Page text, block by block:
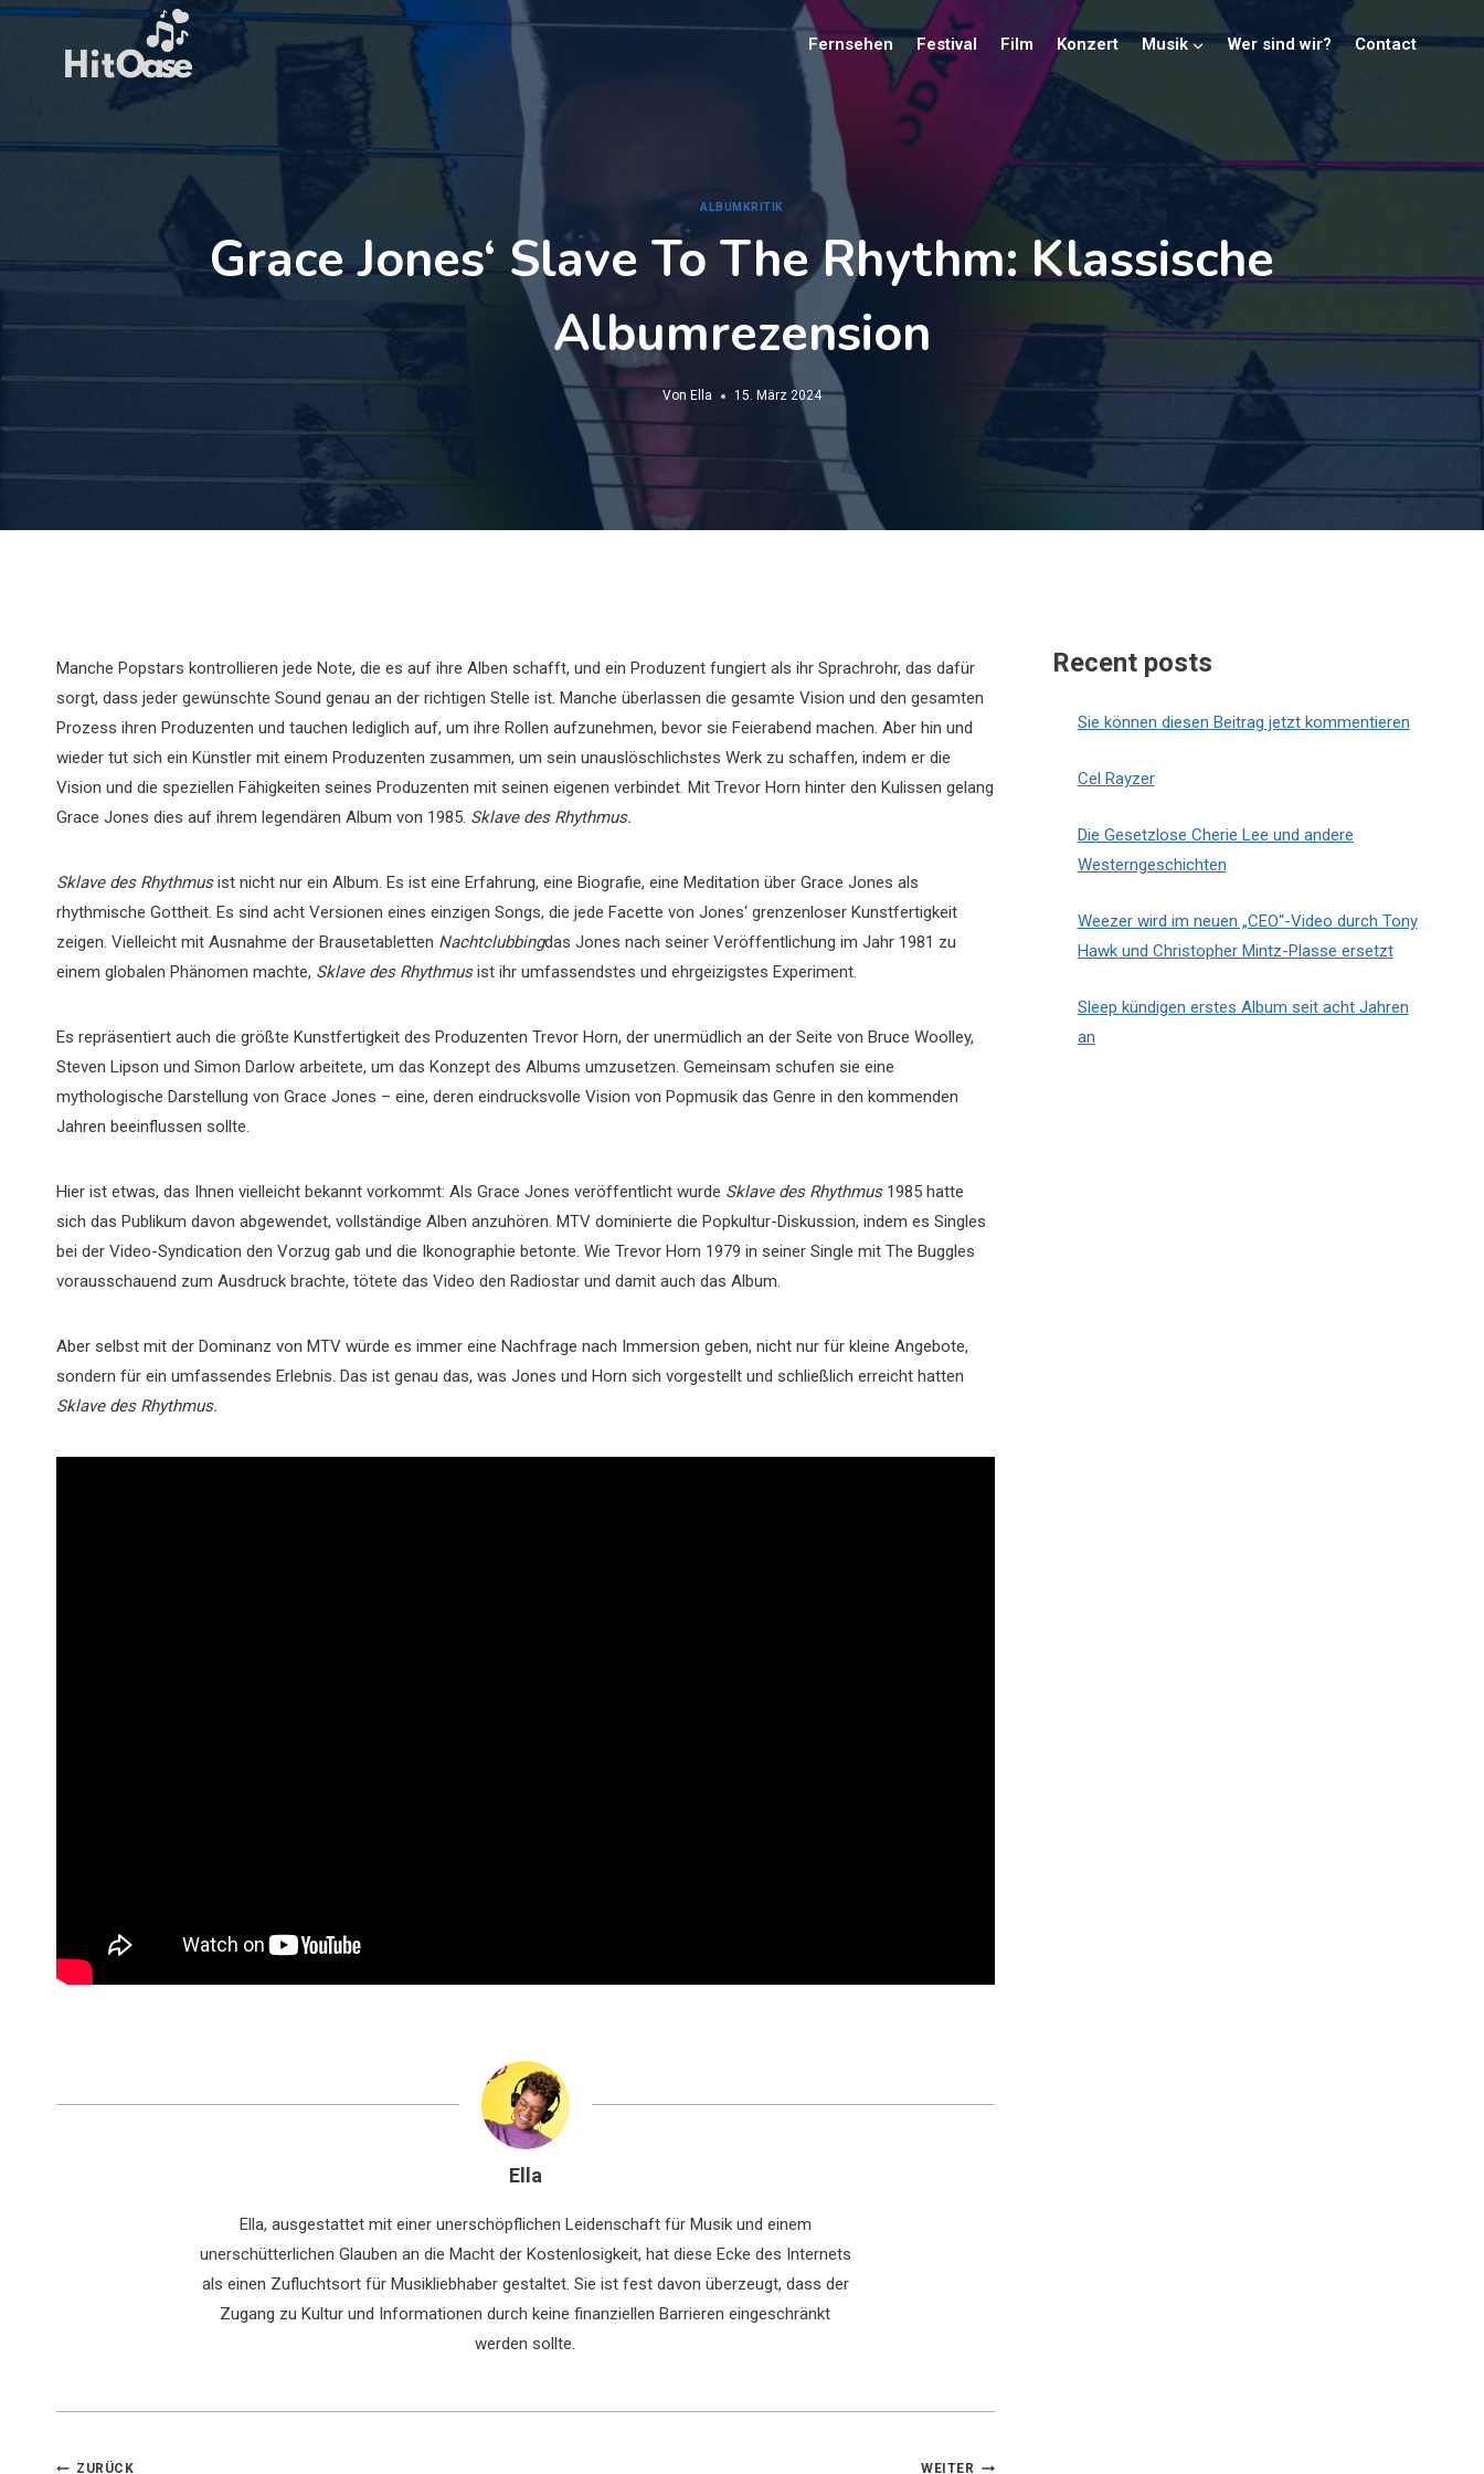
Zum
Fernsehen Festival Film Konzert Musik Wer sind wir? Contact
ALBUMKRITIK
Grace Jones‘ Slave To The Rhythm: Klassische
Albumrezension
Von Ella 15. März 2024
Manche Popstars kontrollieren jede Note, die es auf ihre Alben schafft, und ein Produzent fungiert als ihr Sprachrohr, das dafür
sorgt, dass jeder gewünschte Sound genau an der richtigen Stelle ist. Manche überlassen die gesamte Vision und den gesamten
Prozess ihren Produzenten und tauchen lediglich auf, um ihre Rollen aufzunehmen, bevor sie Feierabend machen. Aber hin und
wieder tut sich ein Künstler mit einem Produzenten zusammen, um sein unauslöschlichstes Werk zu schaffen, indem er die
Vision und die speziellen Fähigkeiten seines Produzenten mit seinen eigenen verbindet. Mit Trevor Horn hinter den Kulissen gelang
Grace Jones dies auf ihrem legendären Album von 1985. Sklave des Rhythmus.
Sklave des Rhythmusist nicht nur ein Album. Es ist eine Erfahrung, eine Biografie, eine Meditation über Grace Jones als
rhythmische Gottheit. Es sind acht Versionen eines einzigen Songs, die jede Facette von Jones‘ grenzenloser Kunstfertigkeit
zeigen. Vielleicht mit Ausnahme der Brausetabletten Nachtclubbingdas Jones nach seiner Veröffentlichung im Jahr 1981 zu
einem globalen Phänomen machte, Sklave des Rhythmusist ihr umfassendstes und ehrgeizigstes Experiment.
Es repräsentiert auch die größte Kunstfertigkeit des Produzenten Trevor Horn, der unermüdlich an der Seite von Bruce Woolley,
Steven Lipson und Simon Darlow arbeitete, um das Konzept des Albums umzusetzen. Gemeinsam schufen sie eine
mythologische Darstellung von Grace Jones – eine, deren eindrucksvolle Vision von Popmusik das Genre in den kommenden
Jahren beeinflussen sollte.
Hier ist etwas, das Ihnen vielleicht bekannt vorkommt: Als Grace Jones veröffentlicht wurde Sklave des Rhythmus 1985 hatte
sich das Publikum davon abgewendet, vollständige Alben anzuhören. MTV dominierte die Popkultur-Diskussion, indem es Singles
bei der Video-Syndication den Vorzug gab und die Ikonographie betonte. Wie Trevor Horn 1979 in seiner Single mit The Buggles
vorausschauend zum Ausdruck brachte, tötete das Video den Radiostar und damit auch das Album.
Aber selbst mit der Dominanz von MTV würde es immer eine Nachfrage nach Immersion geben, nicht nur für kleine Angebote,
sondern für ein umfassendes Erlebnis. Das ist genau das, was Jones und Horn sich vorgestellt und schließlich erreicht hatten
Sklave des Rhythmus.
Ella
Ella, ausgestattet mit einer unerschöpflichen Leidenschaft für Musik und einem
unerschütterlichen Glauben an die Macht der Kostenlosigkeit, hat diese Ecke des Internets
als einen Zufluchtsort für Musikliebhaber gestaltet. Sie ist fest davon überzeugt, dass der
Zugang zu Kultur und Informationen durch keine finanziellen Barrieren eingeschränkt
werden sollte.
ZURÜCK WEITER
Recent posts
Sie können diesen Beitrag jetzt kommentieren
Cel Rayzer
Die Gesetzlose Cherie Lee und andere
Westerngeschichten
Weezer wird im neuen „CEO“-Video durch Tony
Hawk und Christopher Mintz-Plasse ersetzt
Sleep kündigen erstes Album seit acht Jahren
an